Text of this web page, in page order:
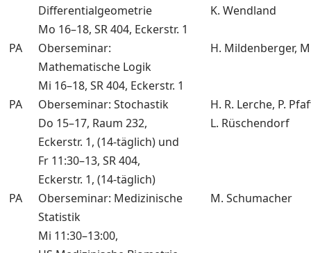
Differentialgeometrie
K. Wendland
Mo 16–18, SR 404, Eckerstr. 1
PA
Oberseminar:
Mathematische Logik
H. Mildenberger,
Mi 16–18, SR 404, Eckerstr. 1
PA
Oberseminar: Stochastik
H. R. Lerche, P.
L. Rüschendorf
Do 15–17, Raum 232,
Eckerstr. 1, (14-täglich) und
Fr 11:30–13, SR 404,
Eckerstr. 1, (14-täglich)
PA
Oberseminar: Medizinische
Statistik
M. Schumacher
Mi 11:30–13:00,